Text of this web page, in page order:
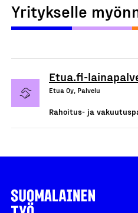
Yritykselle
Etua.fi-
Etua Oy, Palvelu
Rahoitus- ja